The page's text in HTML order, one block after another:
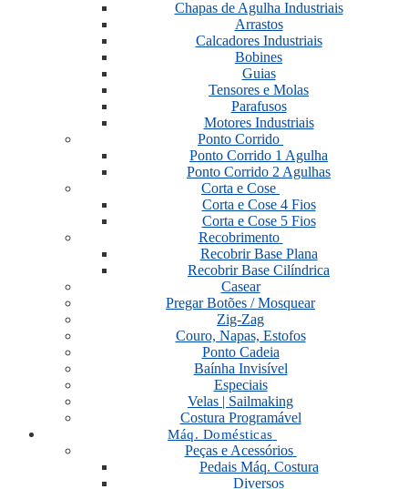
Chapas de Agulha Industriais
Arrastos
Calcadores Industriais
Bobines
Guias
Tensores e Molas
Parafusos
Motores Industriais
Ponto Corrido
Ponto Corrido 1 Agulha
Ponto Corrido 2 Agulhas
Corta e Cose
Corta e Cose 4 Fios
Corta e Cose 5 Fios
Recobrimento
Recobrir Base Plana
Recobrir Base Cilíndrica
Casear
Pregar Botões / Mosquear
Zig-Zag
Couro, Napas, Estofos
Ponto Cadeia
Baínha Invisível
Especiais
Velas | Sailmaking
Costura Programável
Máq. Domésticas
Peças e Acessórios
Pedais Máq. Costura
Diversos